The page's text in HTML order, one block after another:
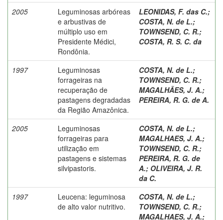
2005
Leguminosas arbóreas
e arbustivas de
múltiplo uso em
Presidente Médici,
Rondônia.
LEONIDAS, F. das C.;
COSTA, N. de L.;
TOWNSEND, C. R.;
COSTA, R. S. C. da
1997
Leguminosas
forrageiras na
recuperação de
pastagens degradadas
da Região Amazônica.
COSTA, N. de L.;
TOWNSEND, C. R.;
MAGALHÃES, J. A.;
PEREIRA, R. G. de A.
2005
Leguminosas
forrageiras para
utilização em
pastagens e sistemas
silvipastoris.
COSTA, N. de L.;
MAGALHAES, J. A.;
TOWNSEND, C. R.;
PEREIRA, R. G. de
A.; OLIVEIRA, J. R.
da C.
1997
Leucena: leguminosa
de alto valor nutritivo.
COSTA, N. de L.;
TOWNSEND, C. R.;
MAGALHAES, J. A.;